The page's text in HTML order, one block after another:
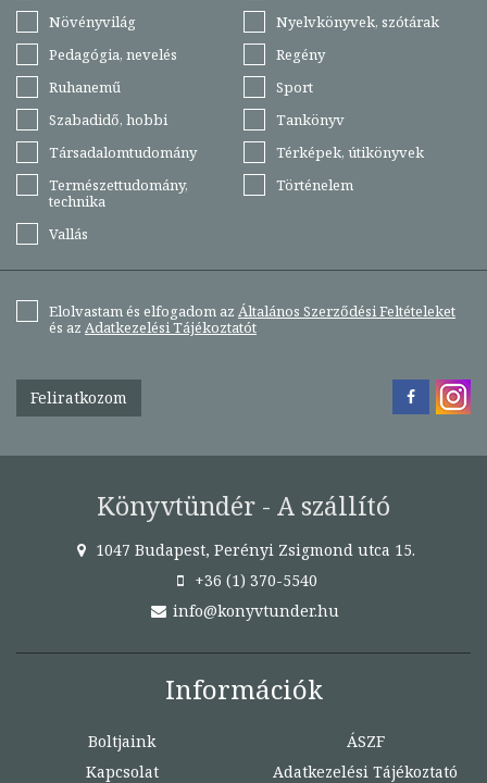
Növényvilág
Nyelvkönyvek, szótárak
Pedagógia, nevelés
Regény
Ruhanemű
Sport
Szabadidő, hobbi
Tankönyv
Társadalomtudomány
Térképek, útikönyvek
Természettudomány,
technika
Történelem
Vallás
Elolvastam és elfogadom az Általános Szerződési Feltételeket
és az Adatkezelési Tájékoztatót
Feliratkozom
Könyvtündér - A szállító
1047 Budapest, Perényi Zsigmond utca 15.
+36 (1) 370-5540
info@konyvtunder.hu
Információk
Boltjaink
Kapcsolat
ÁSZF
Adatkezelési Tájékoztató